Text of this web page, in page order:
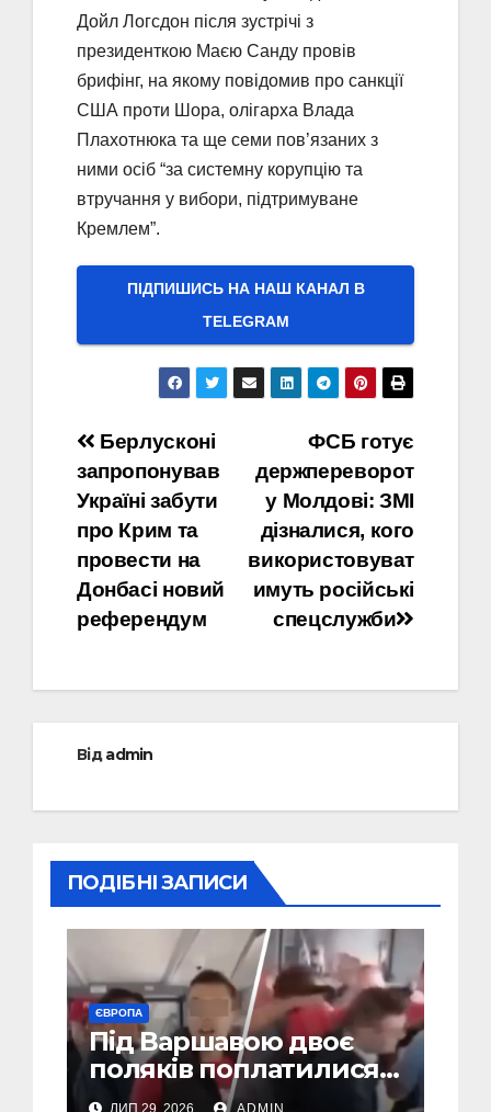
Дойл Логсдон після зустрічі з
президенткою Маєю Санду провів
брифінг, на якому повідомив про санкції
США проти Шора, олігарха Влада
Плахотнюка та ще семи пов’язаних з
ними осіб “за системну корупцію та
втручання у вибори, підтримуване
Кремлем”.
ПІДПИШИСЬ НА НАШ КАНАЛ В
ТELEGRAM
Навігація
записів
ФСБ готує
держпереворот
у Молдові: ЗМІ
дізналися, кого
використовуват
имуть російські
спецслужби
Берлусконі
запропонував
Україні забути
про Крим та
провести на
Донбасі новий
референдум
Відadmin
ПОДІБНІ ЗАПИСИ
ЄВРОПА
Під Варшавою двоє
поляків поплатилися
за нападки на
ЛИП 29, 2026 ADMIN